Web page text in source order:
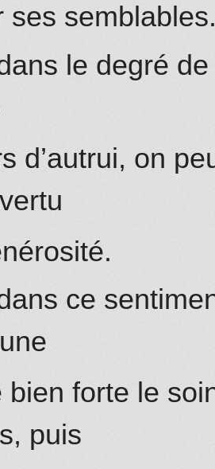
ses
le degré
d’autrui, on
ce
bien forte le
puis